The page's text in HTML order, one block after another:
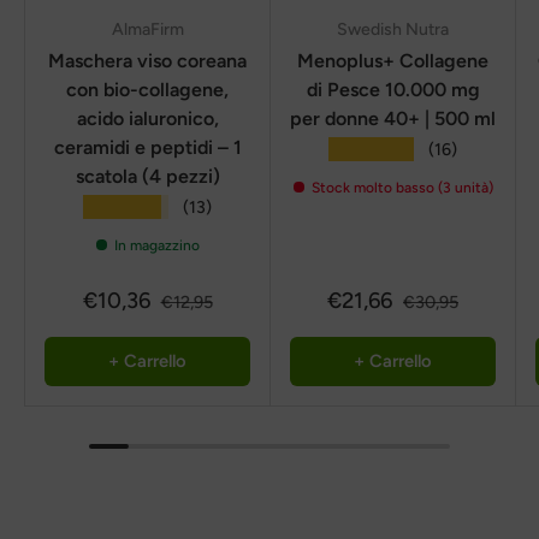
AlmaFirm
Maschera viso coreana
con bio-collagene,
acido ialuronico,
ceramidi e peptidi – 1
scatola (4 pezzi)
(13)
In magazzino
€10,36 €12,95
+ Carrello
Swedish Nutra
Menoplus+ Collagene
di Pesce 10.000 mg
per donne 40+ | 500 ml
(16)
Stock molto basso (3 unità)
€21,66 €30,95
+ Carrello